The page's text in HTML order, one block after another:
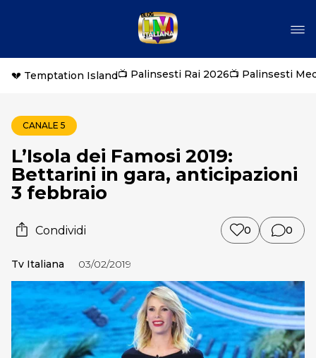
💔 Temptation Island📺 Palinsesti Rai 2026📺 Palinsesti
CANALE 5
L’Isola dei Famosi 2019:
Bettarini in gara, anticipazioni
3 febbraio
Condividi 0 0
Tv Italiana 03/02/2019